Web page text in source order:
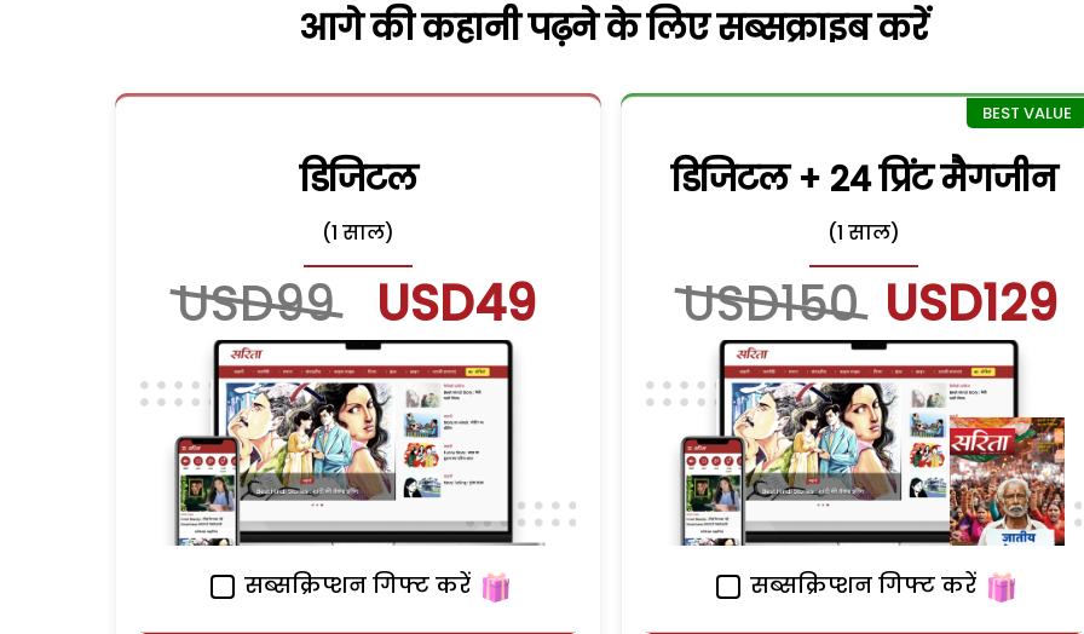
आगे की कहानी पढ़ने के लिए सब्सक्राइब करें
डिजिटल
(1 साल)
USD99 USD49
सब्सक्रिप्शन गिफ्ट करें
डिजिटल + 24 प्रिंट मैगजीन
(1 साल)
USD150 USD129
सब्सक्रिप्शन गिफ्ट करें